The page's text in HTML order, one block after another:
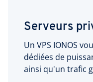
Serveurs
Un VPS IONOS
dédiées de
ainsi qu'un trafic